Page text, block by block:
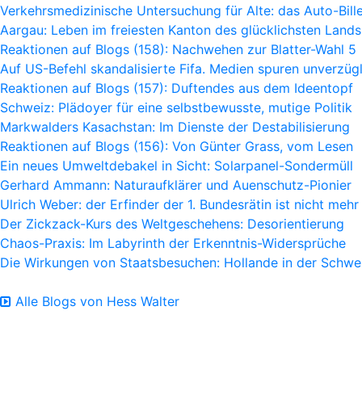
Verkehrsmedizinische Untersuchung für Alte: das Auto-
Aargau: Leben im freiesten Kanton des glücklichsten Lands
Reaktionen auf Blogs (158): Nachwehen zur Blatter-Wahl 5
Auf US-Befehl skandalisierte Fifa. Medien spuren
Reaktionen auf Blogs (157): Duftendes aus dem Ideentopf
Schweiz: Plädoyer für eine selbstbewusste, mutige Politik
Markwalders Kasachstan: Im Dienste der Destabilisierung
Reaktionen auf Blogs (156): Von Günter Grass, vom Lesen
Ein neues Umweltdebakel in Sicht: Solarpanel-Sondermüll
Gerhard Ammann: Naturaufklärer und Auenschutz-Pionier
Ulrich Weber: der Erfinder der 1. Bundesrätin ist nicht mehr
Der Zickzack-Kurs des Weltgeschehens: Desorientierung
Chaos-Praxis: Im Labyrinth der Erkenntnis-Widersprüche
Die Wirkungen von Staatsbesuchen: Hollande in der
Alle Blogs von Hess Walter